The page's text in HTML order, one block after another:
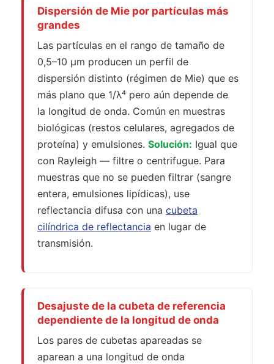
Dispersión de Mie por partículas más
grandes
Las partículas en el rango de tamaño de
0,5–10 µm producen un perfil de
dispersión distinto (régimen de Mie) que es
más plano que 1/λ⁴ pero aún depende de
la longitud de onda. Común en muestras
biológicas (restos celulares, agregados de
proteína) y emulsiones. Solución: Igual que
con Rayleigh — filtre o centrifugue. Para
muestras que no se pueden filtrar (sangre
entera, emulsiones lipídicas), use
reflectancia difusa con una cubeta
cilíndrica de reflectancia en lugar de
transmisión.
Desajuste de la cubeta de referencia
dependiente de la longitud de onda
Los pares de cubetas apareadas se
aparean a una longitud de onda